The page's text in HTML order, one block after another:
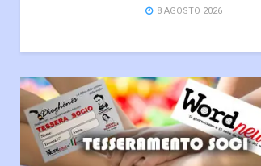
8 AGOSTO 2026